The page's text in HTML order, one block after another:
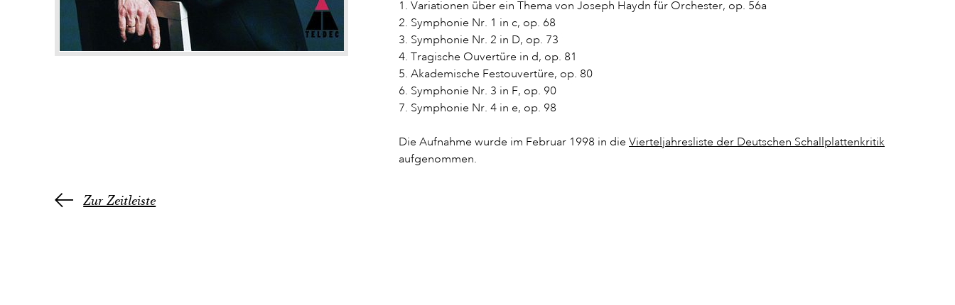
1. Variationen über ein Thema von Joseph Haydn für Orchester, op. 56a
2. Symphonie Nr. 1 in c, op. 68
3. Symphonie Nr. 2 in D, op. 73
4. Tragische Ouvertüre in d, op. 81
5. Akademische Festouvertüre, op. 80
6. Symphonie Nr. 3 in F, op. 90
7. Symphonie Nr. 4 in e, op. 98
Die Aufnahme wurde im Februar 1998 in dieVierteljahresliste der Deutschen Schallplattenkritik
aufgenommen.
Zur Zeitleiste